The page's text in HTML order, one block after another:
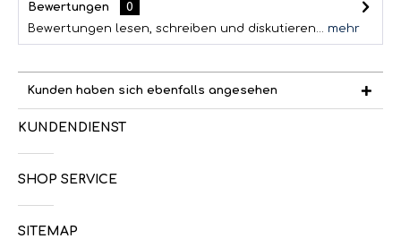
Bewertungen
0
Bewertungen lesen, schreiben und diskutieren... mehr
Kunden haben sich ebenfalls angesehen
KUNDENDIENST
SHOP SERVICE
SITEMAP